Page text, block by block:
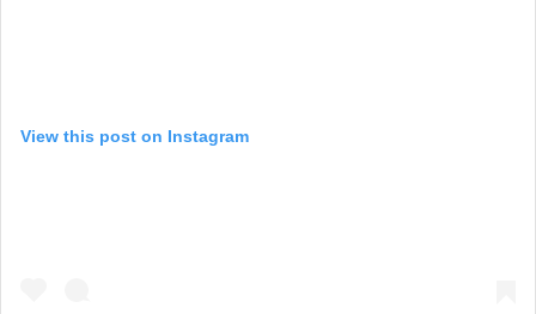
View this post on Instagram